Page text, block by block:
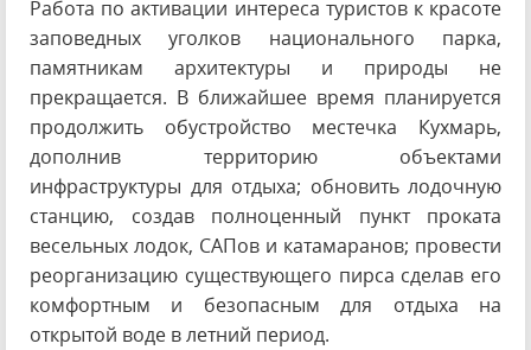
Работа по активации интереса туристов к красоте
заповедных уголков национального парка,
памятникам архитектуры и природы не
прекращается. В ближайшее время планируется
продолжить обустройство местечка Кухмарь,
дополнив территорию объектами
инфраструктуры для отдыха; обновить лодочную
станцию, создав полноценный пункт проката
весельных лодок, САПов и катамаранов; провести
реорганизацию существующего пирса сделав его
комфортным и безопасным для отдыха на
открытой воде в летний период.